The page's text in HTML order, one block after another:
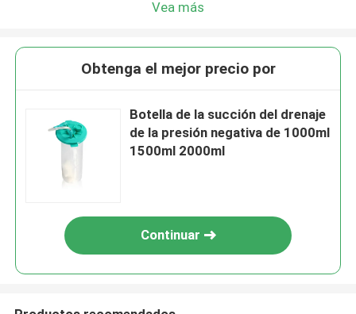
Vea más
Obtenga el mejor precio por
Botella de la succión del drenaje
de la presión negativa de 1000ml
1500ml 2000ml
Continuar